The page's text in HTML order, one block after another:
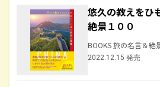
悠久の教えをひ
絶景１００
BOOKS 旅の名言＆絶
2022.12.15 発売